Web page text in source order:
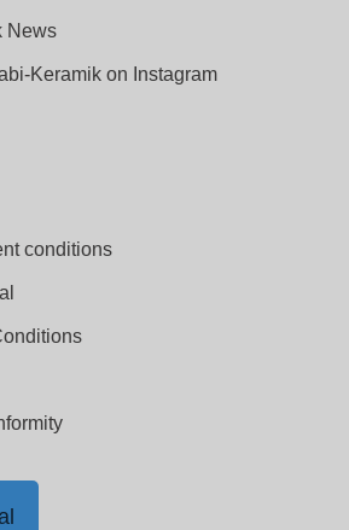
News
Keramik on Instagram
conditions